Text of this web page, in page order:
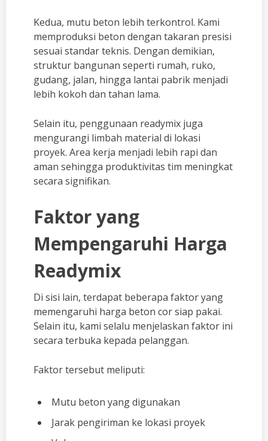
Kedua, mutu beton lebih terkontrol. Kami
memproduksi beton dengan takaran presisi
sesuai standar teknis. Dengan demikian,
struktur bangunan seperti rumah, ruko,
gudang, jalan, hingga lantai pabrik menjadi
lebih kokoh dan tahan lama.
Selain itu, penggunaan readymix juga
mengurangi limbah material di lokasi
proyek. Area kerja menjadi lebih rapi dan
aman sehingga produktivitas tim meningkat
secara signifikan.
Faktor yang
Mempengaruhi Harga
Readymix
Di sisi lain, terdapat beberapa faktor yang
memengaruhi harga beton cor siap pakai.
Selain itu, kami selalu menjelaskan faktor ini
secara terbuka kepada pelanggan.
Faktor tersebut meliputi:
Mutu beton yang digunakan
Jarak pengiriman ke lokasi proyek